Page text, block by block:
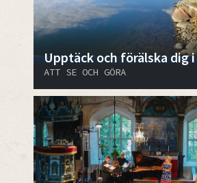
Upptäck och förälska dig
ATT SE OCH GÖRA